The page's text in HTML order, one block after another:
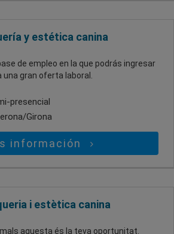
y estética canina
de empleo en la que podrás ingresar
gran oferta laboral.
presencial
Girona
información
i estètica canina
aquesta és la teva oportunitat.